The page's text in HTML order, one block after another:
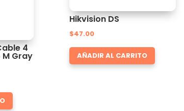
4
M Gray
Hikvision DS
$47.00
AÑADIR AL CARRITO